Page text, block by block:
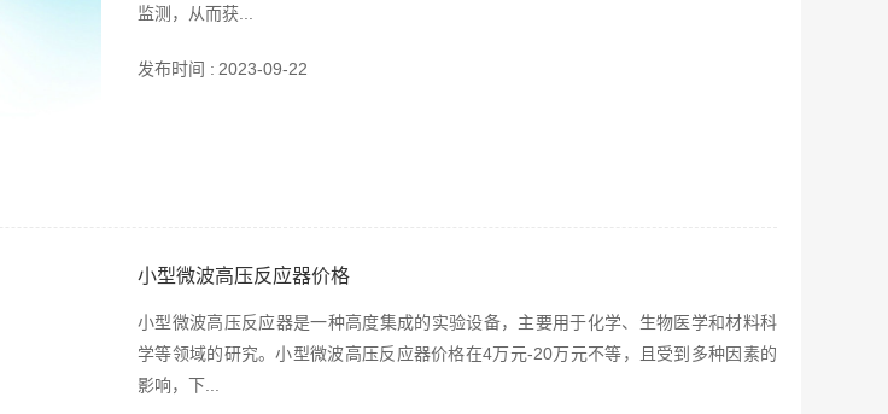
监测，从而获...
发布时间 : 2023-09-22
小型微波高压反应器价格
小型微波高压反应器是一种高度集成的实验设备，主要用于化学、生物医学和材料科
学等领域的研究。小型微波高压反应器价格在4万元-20万元不等，且受到多种因素的
影响，下...